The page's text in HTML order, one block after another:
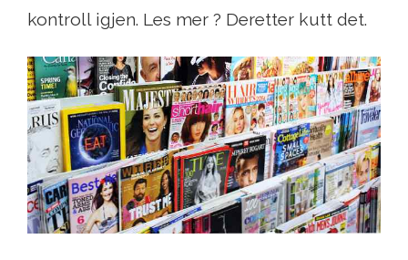
kontroll igjen. Les mer ? Deretter kutt det.